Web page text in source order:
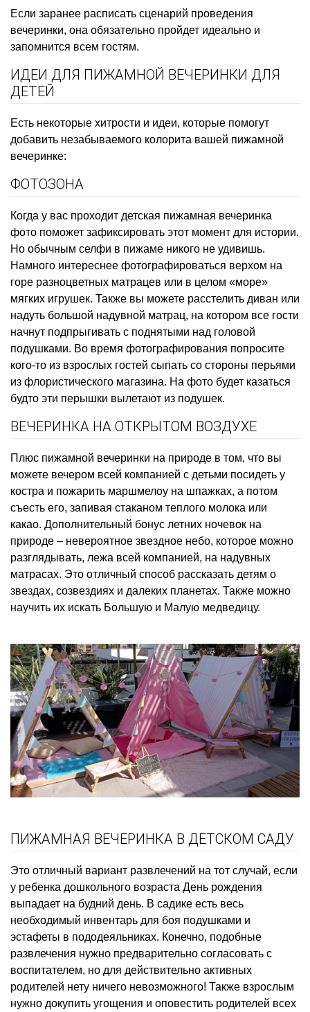
Если заранее расписать сценарий проведения
вечеринки, она обязательно пройдет идеально и
запомнится всем гостям.
ИДЕИ ДЛЯ ПИЖАМНОЙ ВЕЧЕРИНКИ ДЛЯ
ДЕТЕЙ
Есть некоторые хитрости и идеи, которые помогут
добавить незабываемого колорита вашей пижамной
вечеринке:
ФОТОЗОНА
Когда у вас проходит детская пижамная вечеринка
фото поможет зафиксировать этот момент для истории.
Но обычным селфи в пижаме никого не удивишь.
Намного интереснее фотографироваться верхом на
горе разноцветных матрацев или в целом «море»
мягких игрушек. Также вы можете расстелить диван или
надуть большой надувной матрац, на котором все гости
начнут подпрыгивать с поднятыми над головой
подушками. Во время фотографирования попросите
кого-то из взрослых гостей сыпать со стороны перьями
из флористического магазина. На фото будет казаться
будто эти перышки вылетают из подушек.
ВЕЧЕРИНКА НА ОТКРЫТОМ ВОЗДУХЕ
Плюс пижамной вечеринки на природе в том, что вы
можете вечером всей компанией с детьми посидеть у
костра и пожарить маршмелоу на шпажках, а потом
съесть его, запивая стаканом теплого молока или
какао. Дополнительный бонус летних ночевок на
природе – невероятное звездное небо, которое можно
разглядывать, лежа всей компанией, на надувных
матрасах. Это отличный способ рассказать детям о
звездах, созвездиях и далеких планетах. Также можно
научить их искать Большую и Малую медведицу.
ПИЖАМНАЯ ВЕЧЕРИНКА В ДЕТСКОМ САДУ
Это отличный вариант развлечений на тот случай, если
у ребенка дошкольного возраста День рождения
выпадает на будний день. В садике есть весь
необходимый инвентарь для боя подушками и
эстафеты в пододеяльниках. Конечно, подобные
развлечения нужно предварительно согласовать с
воспитателем, но для действительно активных
родителей нету ничего невозможного! Также взрослым
нужно докупить угощения и оповестить родителей всех